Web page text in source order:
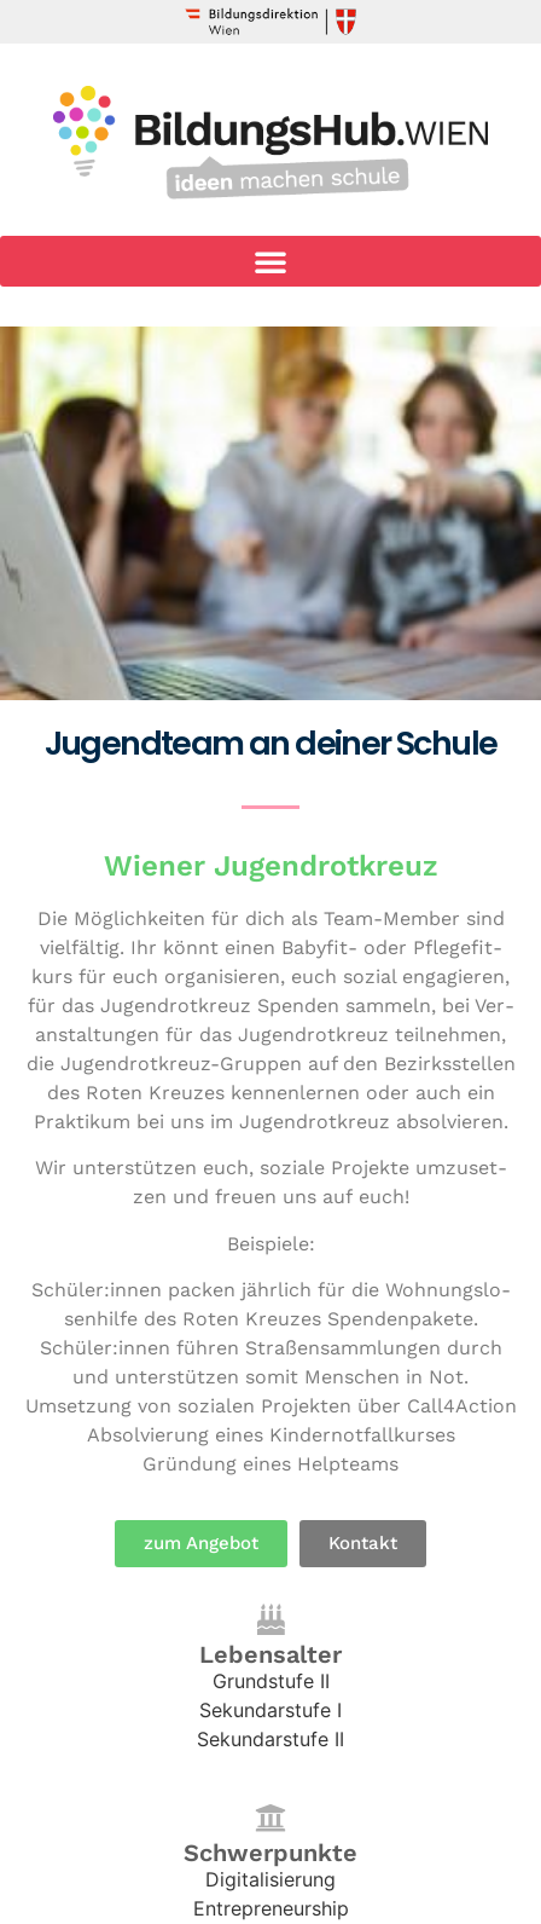
Jugendteam an deiner Schule
Wiener Jugendrotkreuz
Die Mög­lich­kei­ten für dich als Team-Member sind
viel­fäl­tig. Ihr könnt einen Babyfit- oder Pfle­ge­fit­
kurs für euch orga­ni­sie­ren, euch sozial enga­gie­ren,
für das Jugend­rot­kreuz Spenden sammeln, bei Ver­
an­stal­tun­gen für das Jugend­rot­kreuz teil­neh­men,
die Jugend­rot­kreuz-Gruppen auf den Bezirks­stel­len
des Roten Kreuzes ken­nen­ler­nen oder auch ein
Praktikum bei uns im Jugend­rot­kreuz absolvieren.
Wir unter­stüt­zen euch, soziale Projekte umzu­set­
zen und freuen uns auf euch!
Beispiele:
Schüler:innen packen jährlich für die Woh­nungs­lo­
sen­hil­fe des Roten Kreuzes Spendenpakete.
Schüler:innen führen Stra­ßen­samm­lun­gen durch
und unter­stüt­zen somit Menschen in Not.
Umsetzung von sozialen Projekten über Call4Action
Absol­vie­rung eines Kindernotfallkurses
Gründung eines Helpteams
zum Angebot Kontakt
Lebensalter
Grundstufe II
Sekundarstufe I
Sekundarstufe II
Schwerpunkte
Digitalisierung
Entrepreneurship